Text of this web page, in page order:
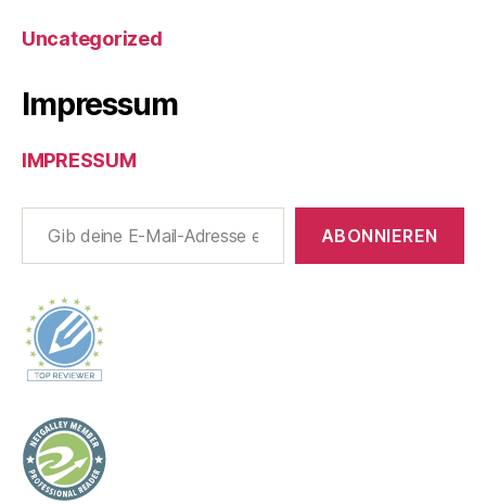
Uncategorized
Impressum
IMPRESSUM
Gib deine E-Mail-Adresse ein ...
ABONNIEREN